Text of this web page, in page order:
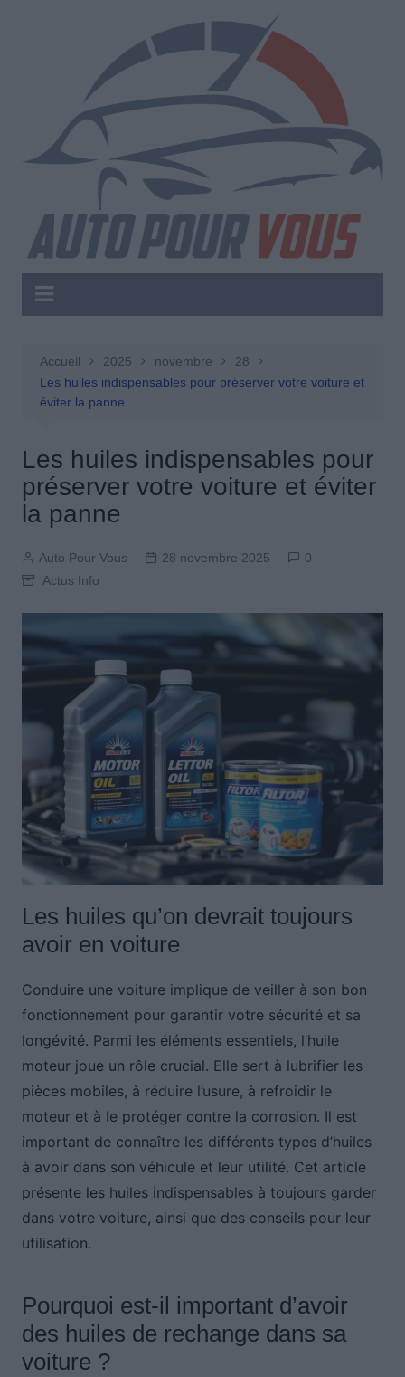
Accueil 2025 novembre
28
Les huiles indispensables pour préserver votre voiture et
éviter la panne
Les huiles indispensables pour
préserver votre voiture et éviter
la panne
Auto Pour Vous 28 novembre 2025
0
Actus Info
Les huiles qu’on devrait toujours
avoir en voiture
Conduire une voiture implique de veiller à son bon
fonctionnement pour garantir votre sécurité et sa
longévité. Parmi les éléments essentiels, l’huile
moteur joue un rôle crucial. Elle sert à lubrifier les
pièces mobiles, à réduire l’usure, à refroidir le
moteur et à le protéger contre la corrosion. Il est
important de connaître les différents types d’huiles
à avoir dans son véhicule et leur utilité. Cet article
présente les huiles indispensables à toujours garder
dans votre voiture, ainsi que des conseils pour leur
utilisation.
Pourquoi est-il important d’avoir
des huiles de rechange dans sa
voiture ?